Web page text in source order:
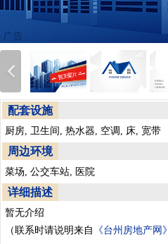
配套设施
厨房, 卫生间, 热水器, 空调, 床, 宽带
周边环境
菜场, 公交车站, 医院
详细描述
暂无介绍
（联系时请说明来自
《台州房地产网》